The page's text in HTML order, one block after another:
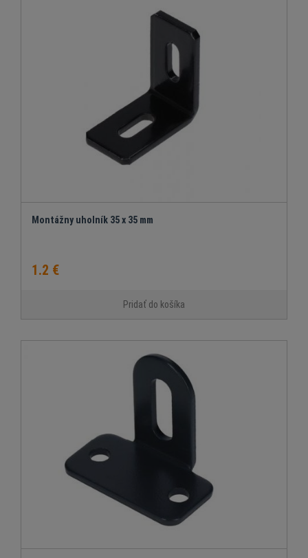
Montážny uholník 35 x 35 mm
1.2 €
Pridať do košíka